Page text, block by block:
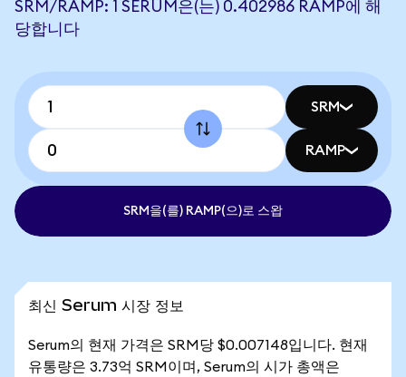
SRM/RAMP: 1 SERUM은(는) 0.402986 RAMP에 해
당합니다
SRM
RAMP
SRM을(를) RAMP(으)로 스왑
최신 Serum 시장 정보
Serum의 현재 가격은 SRM당 $0.007148입니다. 현재
유통량은 3.73억 SRM이며, Serum의 시가 총액은